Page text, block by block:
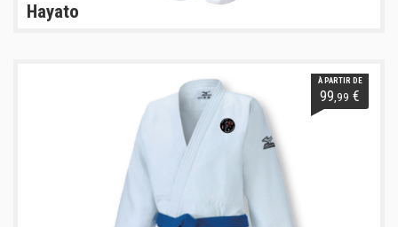
Hayato
À PARTIR DE
99,99 €